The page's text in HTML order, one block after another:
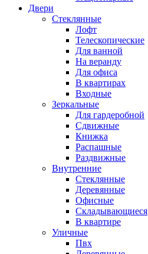
Двери
Стеклянные
Лофт
Телескопические
Для ванной
На веранду
Для офиса
В квартирах
Входные
Зеркальные
Для гардеробной
Сдвижные
Книжка
Распашные
Раздвижные
Внутренние
Стеклянные
Деревянные
Офисные
Складывающиеся
В квартире
Уличные
Пвх